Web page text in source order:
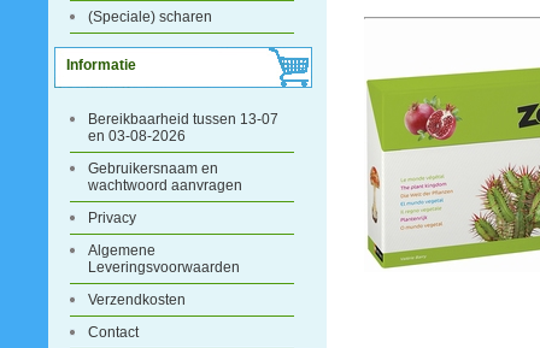
(Speciale) scharen
Informatie
Bereikbaarheid tussen 13-07
en 03-08-2026
Gebruikersnaam en
wachtwoord aanvragen
Privacy
Algemene
Leveringsvoorwaarden
Verzendkosten
Contact